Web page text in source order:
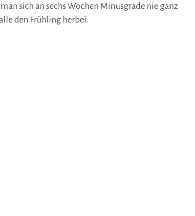
sich an sechs Wochen Minusgrade nie ganz
den Frühling herbei.